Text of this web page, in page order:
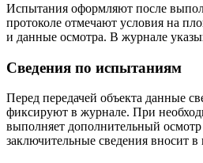
Испытания оформляют после
протоколе отмечают условия на
и данные осмотра. В журнале
Сведения по испытаниям
Перед передачей объекта данные
фиксируют в журнале. При
выполняет дополнительный осмотр
заключительные сведения вносит в